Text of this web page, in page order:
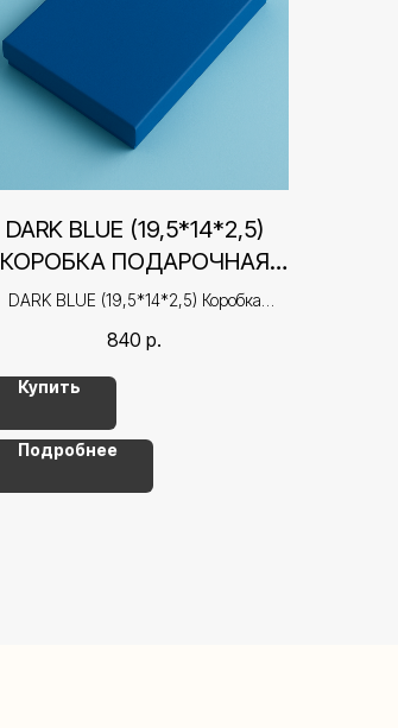
DARK BLUE (19,5*14*2,5)
КОРОБКА ПОДАРОЧНАЯ
КРЫШКА-ДНО
DARK BLUE (19,5*14*2,5) Коробка
840 р.
Купить
Подробнее